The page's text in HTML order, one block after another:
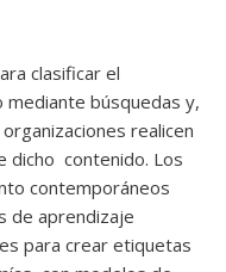
clasificar el
búsquedas y,
realicen
dicho contenido. Los
contemporáneos
de aprendizaje
para crear etiquetas